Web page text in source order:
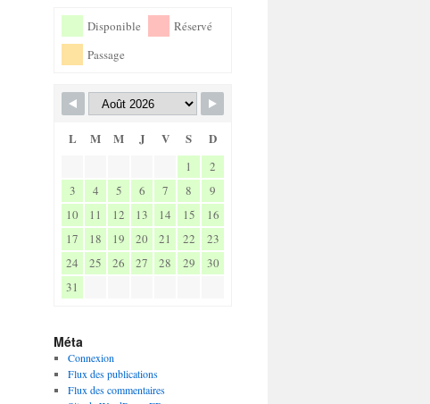
Disponible
Réservé
Passage
L M M J V S D
1
2
3
4 5 6 7 8
9
10
11 12 13 14 15
16
17
18 19 20 21 22
23
24
25 26 27 28 29
30
31
Méta
Connexion
Flux des publications
Flux des commentaires